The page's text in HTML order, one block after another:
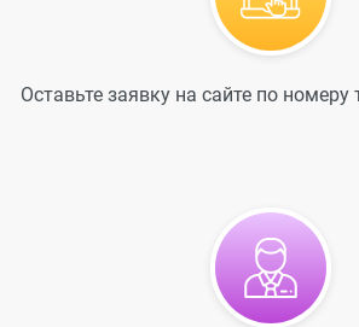
Оставьте заявку на сайте по номеру